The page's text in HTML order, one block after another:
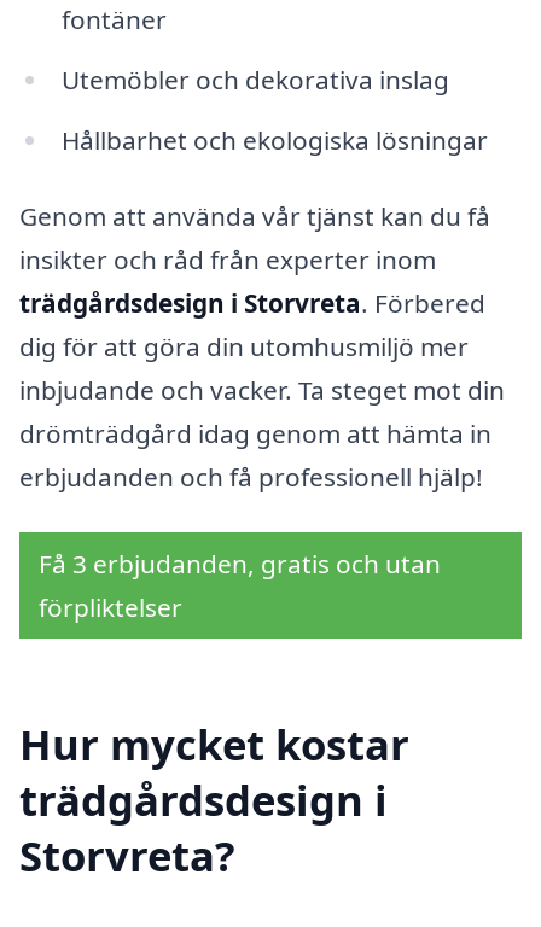
fontäner
Utemöbler och dekorativa inslag
Hållbarhet och ekologiska lösningar
Genom att använda vår tjänst kan du få
insikter och råd från experter inom
trädgårdsdesign i Storvreta. Förbered
dig för att göra din utomhusmiljö mer
inbjudande och vacker. Ta steget mot din
drömträdgård idag genom att hämta in
erbjudanden och få professionell hjälp!
Få 3 erbjudanden, gratis och utan
förpliktelser
Hur mycket kostar
trädgårdsdesign i
Storvreta?